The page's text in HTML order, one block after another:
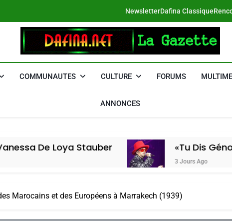
NewsletterDafina Classique
DAFINA
COMMUNAUTES CULTURE FORUMS
ANNONCES
Stauber «Tu Dis Génocide, Je
3 Jours Ago
Marocains et des Européens à Marrakech (1939)